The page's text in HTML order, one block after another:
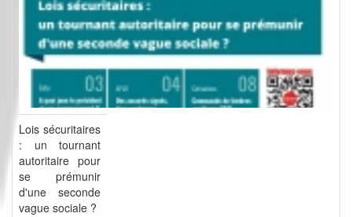
Lois sécuritaires
: un tournant
autoritaire pour
se prémunir
d'une seconde
vague sociale ?